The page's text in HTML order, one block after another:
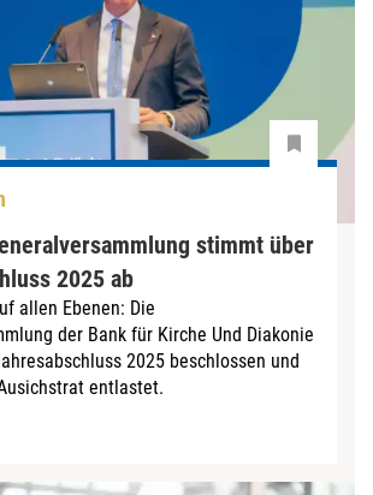
stimmt über
2025 ab
allen Ebenen: Die
der Bank für Kirche Und Diakonie
2025 beschlossen und
entlastet.